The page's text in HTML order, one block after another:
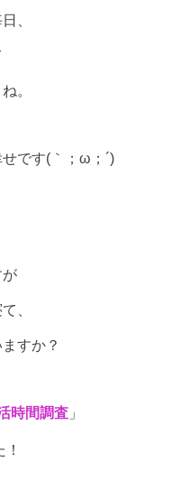
、
。
です(｀；ω；´)
が
、
すか？
時間調査 」